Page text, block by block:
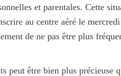
et parentales. Cette
au centre aéré le
de ne pas être plus
peut être bien plus précieuse